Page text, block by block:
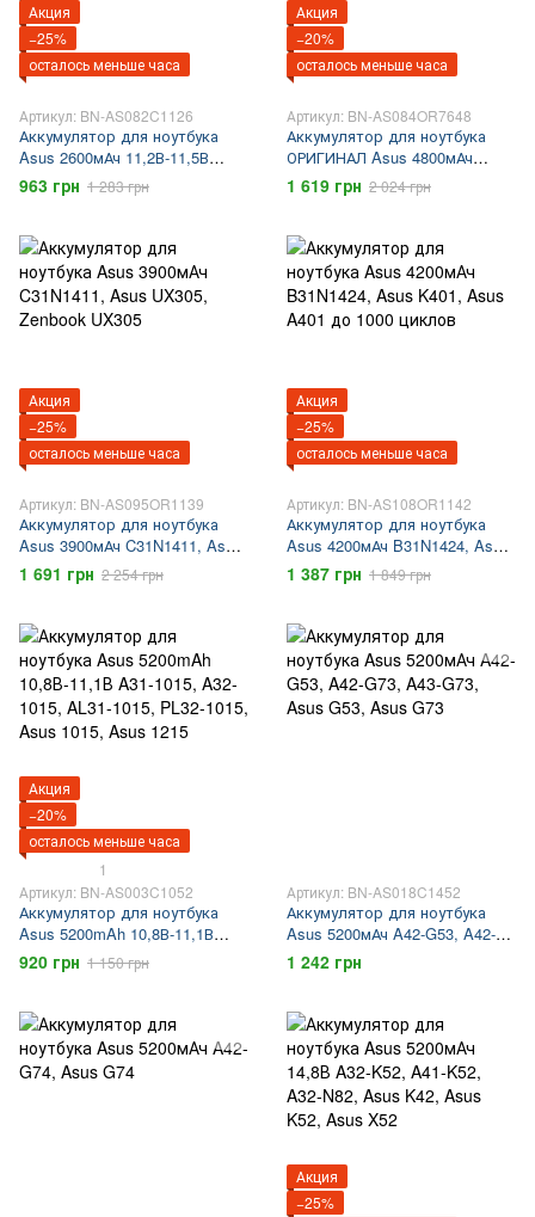
Акция
−25%
осталось меньше часа
Артикул: BN-AS082C1126
Аккумулятор для ноутбука
Asus 2600мАч 11,2В-11,5В
A31N1302 A31LM9H A31LMH2
A31LMH2 Asus X200 asus
x200la
963 грн 1 283 грн
Акция
−20%
осталось меньше часа
Артикул: BN-AS084OR7648
Аккумулятор для ноутбука
ОРИГИНАЛ Asus 4800мАч
7,5В-7,7В C21N1347 Asus F555
Asus K555 Asus X555 Asus
1 619 грн 2 024 грн
Акция
−25%
осталось меньше часа
Артикул: BN-AS095OR1139
Аккумулятор для ноутбука
Asus 3900мАч C31N1411, Asus
UX305, Zenbook UX305
1 691 грн 2 254 грн
Акция
−25%
осталось меньше часа
Артикул: BN-AS108OR1142
Аккумулятор для ноутбука
Asus 4200мАч B31N1424, Asus
K401, Asus A401 до 1000
циклов
1 387 грн 1 849 грн
Акция
−20%
осталось меньше часа
1
Артикул: BN-AS003C1052
Аккумулятор для ноутбука
Asus 5200mAh 10,8В-11,1В
A31-1015, A32-1015, AL31-1015,
PL32-1015, Asus 1015, Asus
920 грн 1 150 грн
Артикул: BN-AS018C1452
Аккумулятор для ноутбука
Asus 5200мАч A42-G53, A42-
G73, A43-G73, Asus G53, Asus
G73
1 242 грн
Акция
−25%